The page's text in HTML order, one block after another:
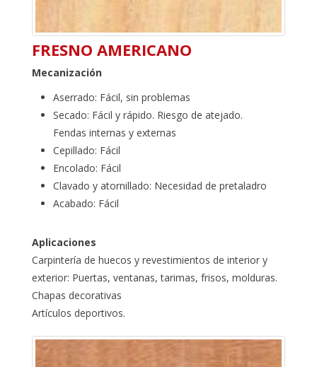
FRESNO AMERICANO
Mecanización
Aserrado: Fácil, sin problemas
Secado: Fácil y rápido. Riesgo de atejado.
Fendas internas y externas
Cepillado: Fácil
Encolado: Fácil
Clavado y atornillado: Necesidad de pretaladro
Acabado: Fácil
Aplicaciones
Carpintería de huecos y revestimientos de interior y
exterior: Puertas, ventanas, tarimas, frisos, molduras.
Chapas decorativas
Artículos deportivos.